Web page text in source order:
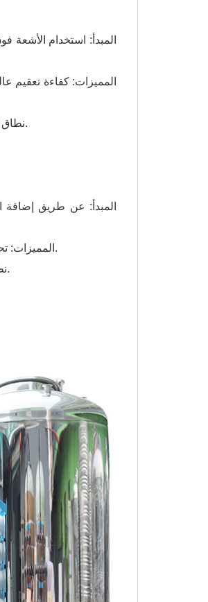
● نطاق التطبيق: يستخدم لتكملة وظيفة التعقيم، ومناسب لمصادر المياه ذات المحتوى الميكروبي العالي.
● المميزات: تحسين طعم المياه النقية، وتوفير الكالسيوم والمغنيسيوم والمعادن الأخرى المفيدة لجسم الإنسان.
● نطاق التطبيق: يستخدم عادة بالاشتراك مع أنظمة التناضح العكسي لتحقيق التوازن في جودة المياه.